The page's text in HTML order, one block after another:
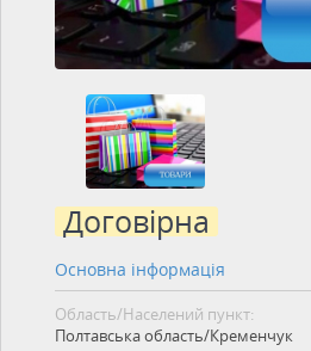
Договірна
Основна інформація
Область/Населений пункт:
Полтавська область/Кременчук